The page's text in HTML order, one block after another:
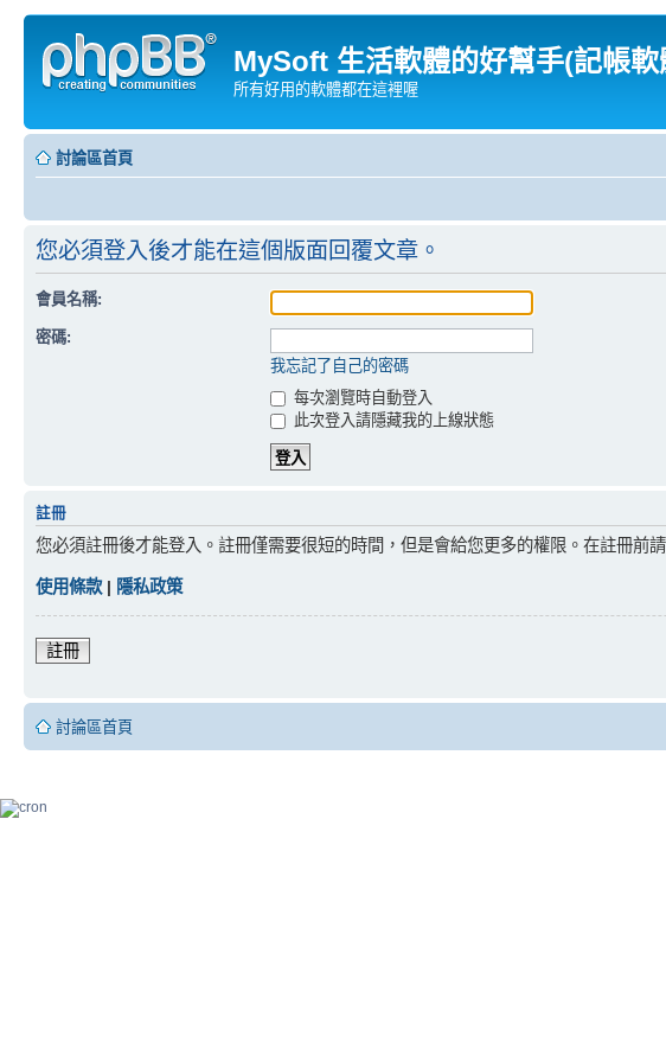
MySoft 生活軟體的好幫手(記帳
所有好用的軟體都在這裡喔
討論區首頁
您必須登入後才能在這個版面回覆文章。
會員名稱:
密碼:
我忘記了自己的密碼
每次瀏覽時自動登入
此次登入請隱藏我的上線狀態
註冊
您必須註冊後才能登入。註冊僅需要很短的時間，但是會給您更多的權限。在註冊前
使用條款| 隱私政策
註冊
討論區首頁